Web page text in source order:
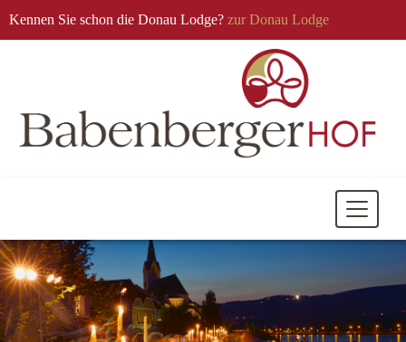
Kennen Sie schon die Donau Lodge? zur Donau Lodge
Mobile